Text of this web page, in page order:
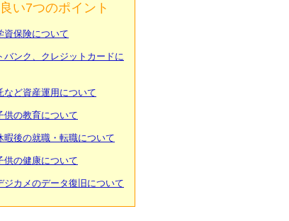
い7つのポイント
資保険について
バンク、クレジットカードに
など資産運用について
供の教育について
暇後の就職・転職について
供の健康について
ジカメのデータ復旧について